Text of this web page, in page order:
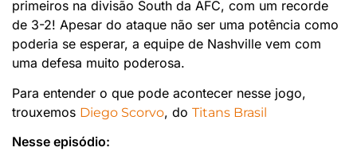
primeiros na divisão South da AFC, com um recorde
de 3-2! Apesar do ataque não ser uma potência como
poderia se esperar, a equipe de Nashville vem com
uma defesa muito poderosa.
Para entender o que pode acontecer nesse jogo,
trouxemos Diego Scorvo, do Titans Brasil
Nesse episódio: